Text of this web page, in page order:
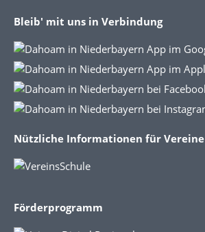
Bleib' mit uns in Verbindung
Nützliche Informationen für Vereine
Förderprogramm